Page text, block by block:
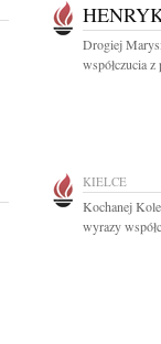
Drogiej
współczucia
KIELCE
Kochanej
wyrazy